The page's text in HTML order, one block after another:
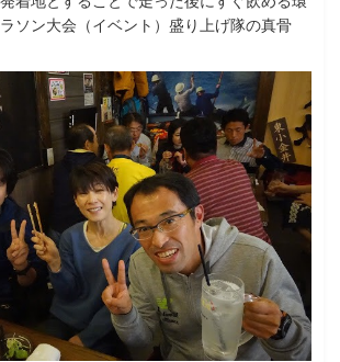
ソン大会（イベント）盛り上げ隊の真骨